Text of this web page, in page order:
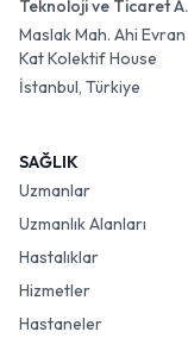
Teknoloji ve Ticaret
Maslak Mah. Ahi
Kat Kolektif House
İstanbul, Türkiye
SAĞLIK
Uzmanlar
Uzmanlık Alanları
Hastalıklar
Hizmetler
Hastaneler